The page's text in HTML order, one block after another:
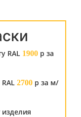
RAL 1900 р за
2700 р за м/
изделия